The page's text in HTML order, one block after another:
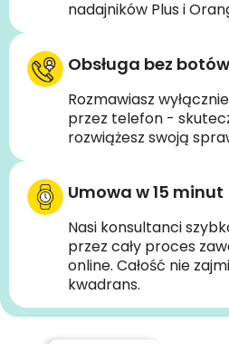
nadajników Plus i
Obsługa bez botów
Rozmawiasz
przez telefon -
rozwiążesz swoją
Umowa w 15 minut
Nasi konsultanci
przez cały proces
online. Całość nie
kwadrans.